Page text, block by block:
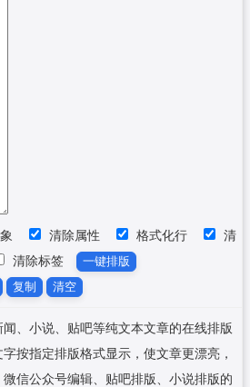
清除属性 格式化行
清
清除标签
一键排版
复制 清空
、小说、贴吧等纯文本文章的在线排版
按指定排版格式显示，使文章更漂亮，
信公众号编辑、贴吧排版、小说排版的